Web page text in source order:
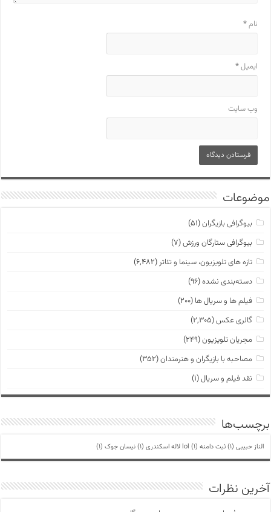
نام*
ایمیل*
وب‌ سایت
موضوعات
بیوگرافی بازیگران(۵۱)
بیوگرافی ستارگان ورزش(۷)
تازه های تلویزیون، سینما و تئاتر (۶,۴۸۲)
دسته‌بندی نشده(۹۶)
فیلم ها و سریال ها (۲۰۰)
گالری عکس(۲,۳۰۵)
مجریان تلویزیون(۲۴۹)
مصاحبه با بازیگران و هنرمندان(۳۵۲)
نقد فیلم و سریال(۱)
برچسب‌ها
الناز حبیبی (1) ثبت دامنه lol (1) لاله اسکندری (1) نیسان جوک (1)
آخرین نظرات